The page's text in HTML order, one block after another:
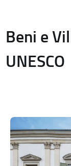
Beni e
UNESCO